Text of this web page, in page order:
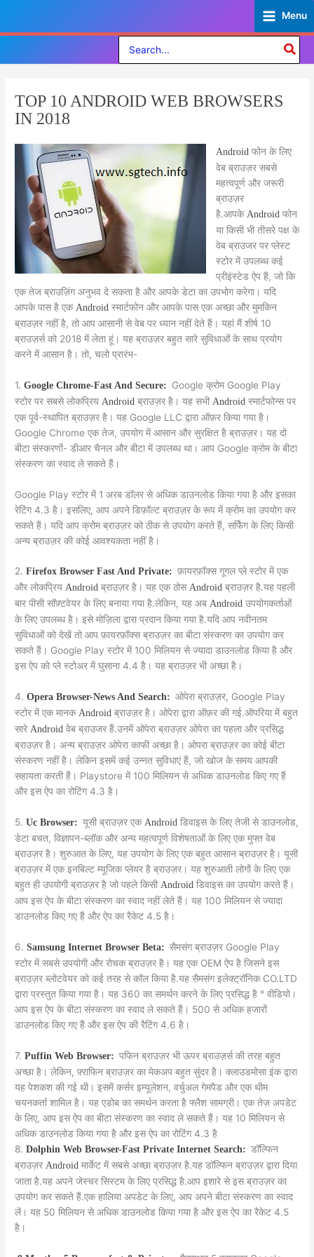
content
Menu
Search
for:
TOP 10 ANDROID WEB BROWSERS
IN 2018
Android फोन के लिए
वेब ब्राउज़र सबसे
महत्वपूर्ण और जरूरी
ब्राउज़र
है.आपके Android फोन
या किसी भी तीसरे पक्ष के
वेब ब्राउजर पर प्लेस्ट
स्टोर में उपलब्ध कई
प्रीइंस्टेड ऐप हैं, जो कि
एक तेज ब्राउज़िंग अनुभव दे सकता है और आपके डेटा का उपभोग करेगा। यदि
आपके पास है एक Android स्मार्टफोन और आपके पास एक अच्छा और मुमकिन
ब्राउज़र नहीं है, तो आप आसानी से वेब पर ध्यान नहीं देते हैं। यहां मैं शीर्ष 10
ब्राउज़र्स को 2018 में लेता हूं। यह ब्राउज़र बहुत सारे सुविधाओं के साथ प्रयोग
करने में आसान है। तो, चलो प्रारंभ-
1. Google Chrome-Fast And Secure: Google क्रोम Google Play
स्टोर पर सबसे लोकप्रिय Android ब्राउज़र है। यह सभी Android स्मार्टफोन्स पर
एक पूर्व-स्थापित ब्राउज़र है। यह Google LLC द्वारा ऑफ़र किया गया है।
Google Chrome एक तेज, उपयोग में आसान और सुरक्षित है ब्राउज़र। यह दो
बीटा संस्करणों- डीआर चैनल और बीटा में उपलब्ध था। आप Google क्रोम के बीटा
संस्करण का स्वाद ले सकते हैं।
Google Play स्टोर में 1 अरब डॉलर से अधिक डाउनलोड किया गया है और इसका
रेटिंग 4.3 है। इसलिए, आप अपने डिफ़ॉल्ट ब्राउज़र के रूप में क्रोम का उपयोग कर
सकते हैं। यदि आप क्रोम ब्राउज़र को ठीक से उपयोग करते हैं, सर्फिंग के लिए किसी
अन्य ब्राउज़र की कोई आवश्यकता नहीं है।
2. Firefox Browser Fast And Private: फ़ायरफ़ॉक्स गूगल प्ले स्टोर में एक
और लोकप्रियAndroid ब्राउज़र है। यह एक ठोसAndroid ब्राउज़र है.यह पहली
बार पीसी सॉफ़्टवेयर के लिए बनाया गया है.लेकिन, यह अबAndroid उपयोगकर्ताओं
के लिए उपलब्ध है। इसे मोज़िला द्वारा प्रदान किया गया है.यदि आप नवीनतम
सुविधाओं को देखें तो आप फ़ायरफ़ॉक्स ब्राउज़र का बीटा संस्करण का उपयोग कर
सकते हैं। Google Play स्टोर में 100 मिलियन से ज्यादा डाउनलोड किया है और
इस ऐप को प्ले स्टोअर में घुसाना 4.4 है। यह ब्राउज़र भी अच्छा है।
4. Opera Browser-News And Search: ओपेरा ब्राउज़र, Google Play
स्टोर में एक मानकAndroid ब्राउज़र है। ओपेरा द्वारा ऑफ़र की गई.ऑपरिया में बहुत
सारेAndroid वेब ब्राउजर हैं.उनमें ओपेरा ब्राउज़र ओपेरा का पहला और प्रसिद्ध
ब्राउज़र है। अन्य ब्राउज़र ओपेरा काफी अच्छा है। ओपरा ब्राउज़र का कोई बीटा
संस्करण नहीं है। लेकिन इसमें कई उन्नत सुविधाएं हैं, जो खोज के समय आपकी
सहायता करती हैं। Playstore में 100 मिलियन से अधिक डाउनलोड किए गए हैं
और इस ऐप का रोटिंग 4.3 है।
5. Uc Browser: यूसी ब्राउज़र एक Android डिवाइस के लिए तेजी से डाउनलोड,
डेटा बचत, विज्ञापन-ब्लॉक और अन्य महत्वपूर्ण विशेषताओं के लिए एक मुफ्त वेब
ब्राउज़र है। शुरुआत के लिए, यह उपयोग के लिए एक बहुत आसान ब्राउज़र है। यूसी
ब्राउज़र में एक इनबिल्ट म्यूजिक प्लेयर है ब्राउज़र। यह शुरुआती लोगों के लिए एक
बहुत ही उपयोगी ब्राउज़र है जो पहले किसी Android डिवाइस का उपयोग करते हैं।
आप इस ऐप के बीटा संस्करण का स्वाद नहीं लेते हैं। यह 100 मिलियन से ज्यादा
डाउनलोड किए गए हैं और ऐप का रैकेट 4.5 है।
6. Samsung Internet Browser Beta: सैमसंग ब्राउज़र Google Play
स्टोर में सबसे उपयोगी और रोचक ब्राउज़र है। यह एक OEM ऐप है जिसने इस
ब्राउज़र ब्लोटवेयर को कई तरह से कॉल किया है.यह सैमसंग इलेक्ट्रॉनिक CO.LTD
द्वारा प्रस्तुत किया गया है। यह 360 का समर्थन करने के लिए प्रसिद्ध है ° वीडियो।
आप इस ऐप के बीटा संस्करण का स्वाद ले सकते हैं। 500 से अधिक हजारों
डाउनलोड किए गए हैं और इस ऐप की रैटिंग 4.6 है।
7. Puffin Web Browser: पफिन ब्राउज़र भी ऊपर ब्राउज़र्स की तरह बहुत
अच्छा है। लेकिन, फ़्राफिन ब्राउज़र का मेकअप बहुत सुंदर है। क्लाउडमोसा इंक द्वारा
यह पेशकश की गई थी। इसमें कर्सर इम्यूलेशन, वर्चुअल गेमपैड और एक थीम
चयनकर्ता शामिल है। यह एडोब का समर्थन करता है फ्लैश सामग्री। एक तेज़ अपडेट
के लिए, आप इस ऐप का बीटा संस्करण का स्वाद ले सकते हैं। यह 10 मिलियन से
अधिक डाउनलोड किया गया है और इस ऐप का रोटिंग 4.3 है
8. Dolphin Web Browser-Fast Private Internet Search: डॉल्फिन
ब्राउज़र Android मार्केट में सबसे अच्छा ब्राउज़र है.यह डॉल्फिन ब्राउज़र द्वारा दिया
जाता है.यह अपने जेस्चर सिस्टम के लिए प्रसिद्ध है.आप इशारे से इस ब्राउज़र का
उपयोग कर सकते हैं.एक हालिया अपडेट के लिए, आप अपने बीटा संस्करण का स्वाद
लें। यह 50 मिलियन से अधिक डाउनलोड किया गया है और इस ऐप का रैकेट 4.5
है।